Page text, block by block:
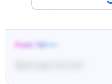
From: Tel•••••